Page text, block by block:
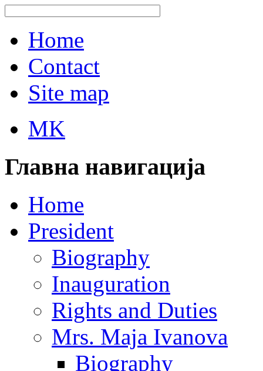
Home
Contact
Site map
MK
Главна навигација
Home
President
Biography
Inauguration
Rights and Duties
Mrs. Maja Ivanova
Biography